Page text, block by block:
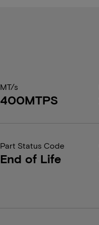
MT/s
400MTPS
Part Status Code
End of Life